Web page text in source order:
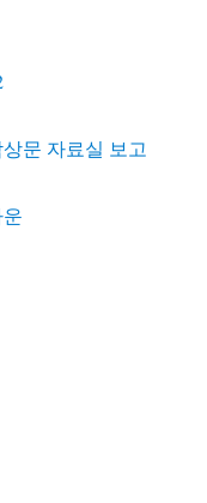
문 자료실 보고